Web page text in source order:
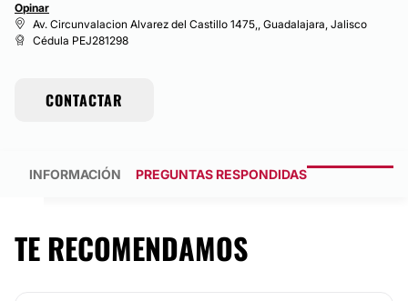
Opinar
Av. Circunvalacion Alvarez del Castillo 1475,, Guadalajara, Jalisco
Cédula PEJ281298
CONTACTAR
INFORMACIÓN PREGUNTAS RESPONDIDAS
TE RECOMENDAMOS